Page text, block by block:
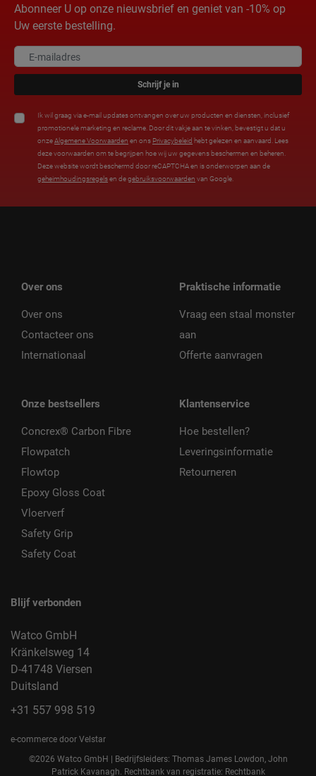
Abonneer U op onze nieuwsbrief en geniet van -10% op
Uw eerste bestelling.
Schrijf je in
Ik wil graag via e-mail updates ontvangen over uw producten en diensten, inclusief
promotionele marketing en reclame. Door dit vakje aan te vinken, bevestigt u dat u
onzeAlgemene Voorwaarden en ons Privacybeleid hebt gelezen en aanvaard. Lees
deze voorwaarden om te begrijpen hoe wij uw gegevens beschermen en beheren.
Deze website wordt beschermd door reCAPTCHA en is onderworpen aan de
geheimhoudingsregelsen degebruiksvoorwaarden van Google.
Over ons
Over ons
Contacteer ons
Internationaal
Onze bestsellers
Concrex® Carbon Fibre
Flowpatch
Flowtop
Epoxy Gloss Coat
Vloerverf
Safety Grip
Safety Coat
Praktische informatie
Vraag een staal monster
aan
Offerte aanvragen
Klantenservice
Hoe bestellen?
Leveringsinformatie
Retourneren
Blijf verbonden
Watco GmbH
Kränkelsweg 14
D-41748 Viersen
Duitsland
+31 557 998 519
e-commerce door Velstar
©2026 Watco GmbH | Bedrijfsleiders: Thomas James Lowdon, John
Patrick Kavanagh. Rechtbank van registratie: Rechtbank